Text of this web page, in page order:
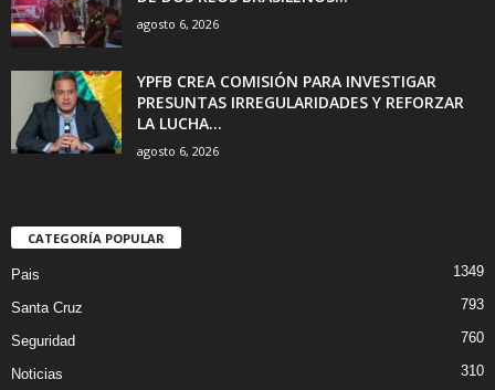
agosto 6, 2026
YPFB CREA COMISIÓN PARA INVESTIGAR
PRESUNTAS IRREGULARIDADES Y REFORZAR
LA LUCHA...
agosto 6, 2026
CATEGORÍA POPULAR
Pais 1349
Santa Cruz 793
Seguridad 760
Noticias 310